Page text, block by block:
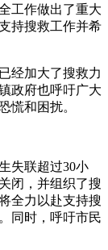
工作做出了重大
持搜救工作并希
经加大了搜救力
政府也呼吁广大
慌和困扰。
失联超过30小
闭，并组织了搜
全力以赴支持搜
同时，呼吁市民